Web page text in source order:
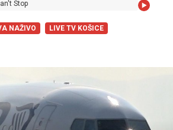
NAŽIVO LIVE TV KOŠICE